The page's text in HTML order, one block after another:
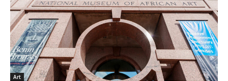
Art